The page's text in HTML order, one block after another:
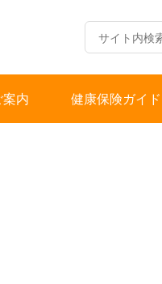
内 健康保険ガイド